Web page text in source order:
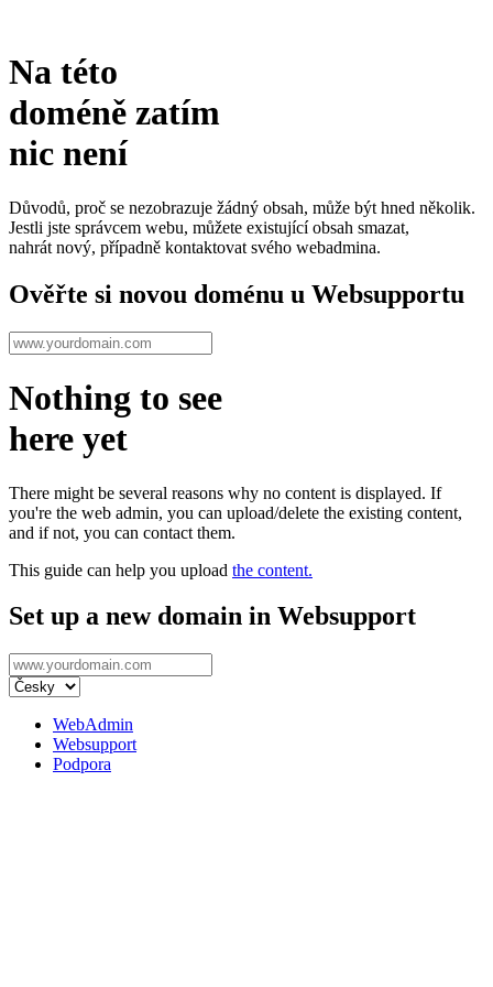
Na této
doméně zatím
nic není
Důvodů, proč se nezobrazuje žádný obsah, může být hned několik.
Jestli jste správcem webu, můžete existující obsah smazat,
nahrát nový, případně kontaktovat svého webadmina.
Ověřte si novou doménu u Websupportu
Nothing to see
here yet
There might be several reasons why no content is displayed. If
you're the web admin, you can upload/delete the existing content,
and if not, you can contact them.
This guide can help you upload the content.
Set up a new domain in Websupport
WebAdmin
Websupport
Podpora